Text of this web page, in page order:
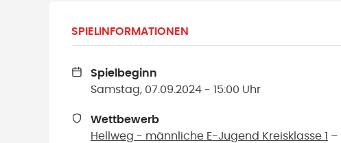
SPIELINFORMATIONEN
Spielbeginn
Samstag, 07.09.2024 - 15:00 Uhr
Wettbewerb
Hellweg - männliche E-Jugend Kreisklasse 1 –